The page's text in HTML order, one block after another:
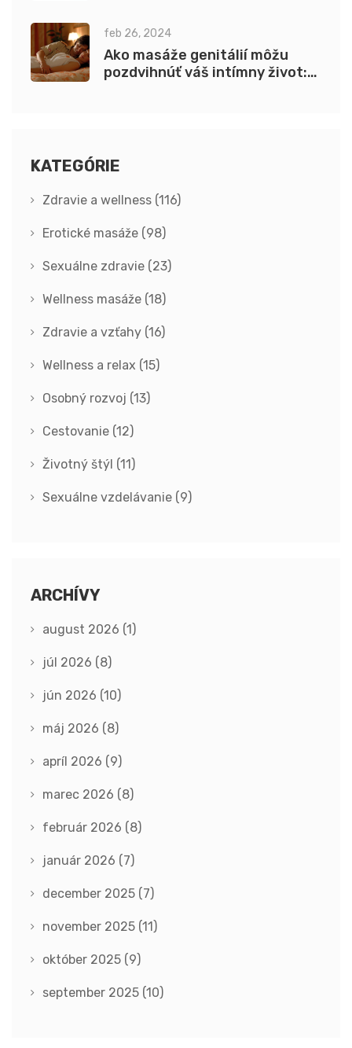
feb 26, 2024
Ako masáže genitálií môžu
pozdvihnúť váš intímny život:
KATEGÓRIE
Zdravie a wellness (116)
Erotické masáže (98)
Sexuálne zdravie (23)
Wellness masáže (18)
Zdravie a vzťahy (16)
Wellness a relax (15)
Osobný rozvoj (13)
Cestovanie (12)
Životný štýl (11)
Sexuálne vzdelávanie (9)
ARCHÍVY
august 2026 (1)
júl 2026 (8)
jún 2026 (10)
máj 2026 (8)
apríl 2026 (9)
marec 2026 (8)
február 2026 (8)
január 2026 (7)
december 2025 (7)
november 2025 (11)
október 2025 (9)
september 2025 (10)